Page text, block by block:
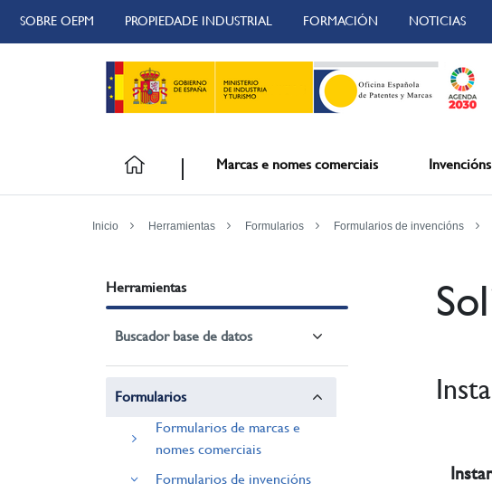
SOBRE OEPM PROPIEDADE INDUSTRIAL FORMACIÓN NOTICIAS
Marcas e nomes comerciais Invencións
Inicio Herramientas Formularios Formularios de invencións
Herramientas
Buscador base de datos
Formularios
Formularios de marcas e
nomes comerciais
Formularios de invencións